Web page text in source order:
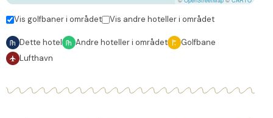
Vis golfbaner i området Vis andre hoteller i området
Dette hotel Andre hoteller i området
Golfbane
Lufthavn